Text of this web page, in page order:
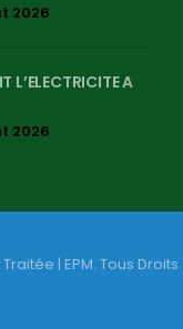
2026
L’ELECTRICITE A
2026
| EPM. Tous Droits